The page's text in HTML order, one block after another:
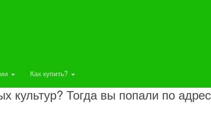
Как купить?
весом в Москве
Тогда вы попали по